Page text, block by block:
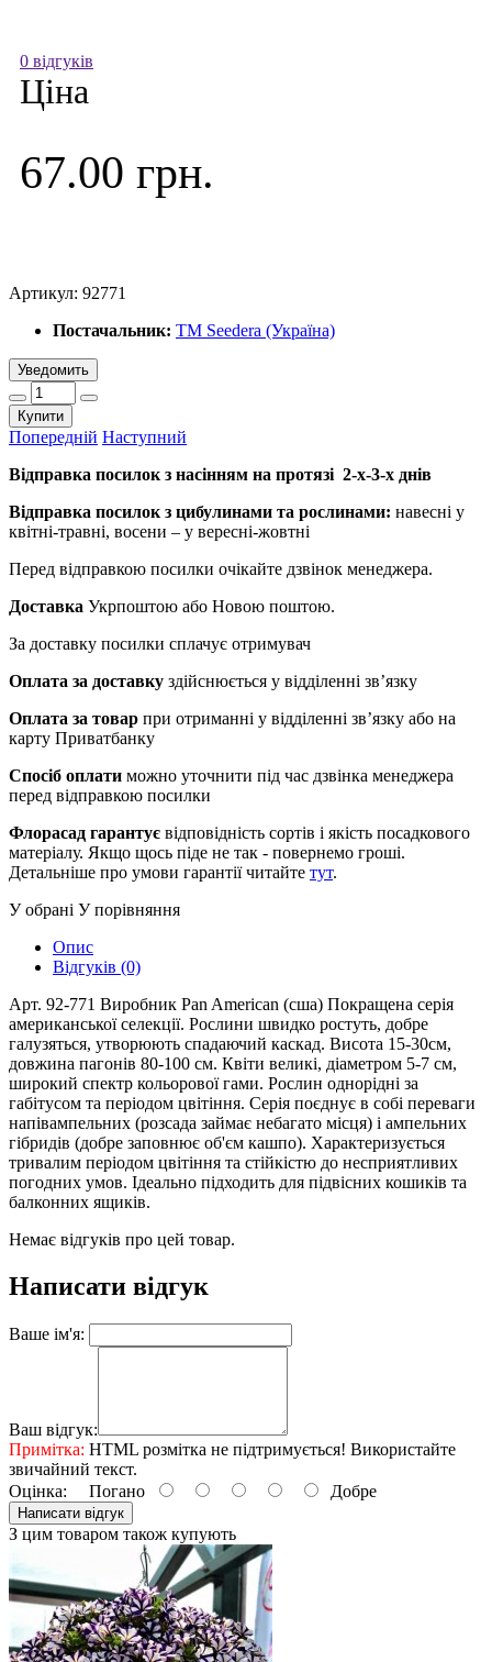
0 відгуків
Ціна
67.00 грн.
Артикул: 92771
Постачальник: ТМ Seedera (Україна)
Уведомить
Купити
Попередній Наступний
Відправка посилок з насінням на протязі 2-х-3-х днів
Відправка посилок з цибулинами та рослинами: навесні у
квітні-травні, восени – у вересні-жовтні
Перед відправкою посилки очікайте дзвінок менеджера.
Доставка Укрпоштою або Новою поштою.
За доставку посилки сплачує отримувач
Оплата за доставку здійснюється у відділенні зв’язку
Оплата за товар при отриманні у відділенні зв’язку або на
карту Приватбанку
Спосіб оплати можно уточнити під час дзвінка менеджера
перед відправкою посилки
Флорасад гарантує відповідність сортів і якість посадкового
матеріалу. Якщо щось піде не так - повернемо гроші.
Детальніше про умови гарантії читайте тут.
У обрані У порівняння
Опис
Відгуків (0)
Арт. 92-771 Виробник Pan American (сша) Покращена серія
американської селекції. Рослини швидко ростуть, добре
галузяться, утворюють спадаючий каскад. Висота 15-30см,
довжина пагонів 80-100 см. Квіти великі, діаметром 5-7 см,
широкий спектр кольорової гами. Рослин однорідні за
габітусом та періодом цвітіння. Серія поєднує в собі переваги
напівампельних (розсада займає небагато місця) і ампельних
гібридів (добре заповнює об'єм кашпо). Характеризується
тривалим періодом цвітіння та стійкістю до несприятливих
погодних умов. Ідеально підходить для підвісних кошиків та
балконних ящиків.
Немає відгуків про цей товар.
Написати відгук
Ваше ім'я:
Ваш відгук:
Примітка: HTML розмітка не підтримується! Використайте
звичайний текст.
Оцінка: Погано Добре
Написати відгук
З цим товаром також купують